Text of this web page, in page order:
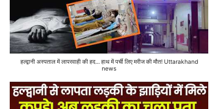
हल्द्वानी अस्पताल में लापरवाही की हद... हाथ में पर्ची लिए मरीज की मौत! Uttarakhand
news